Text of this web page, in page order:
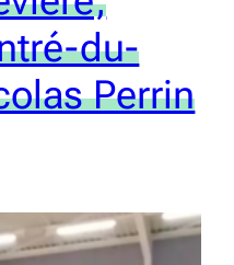
du-
Perrin